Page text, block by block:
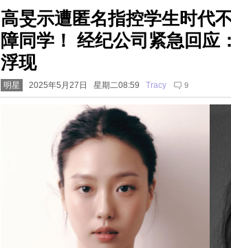
高旻示遭匿名指控学生时代
障同学！ 经纪公司紧急回应
浮现
明星 2025年5月27日 星期二08:59 Tracy 9